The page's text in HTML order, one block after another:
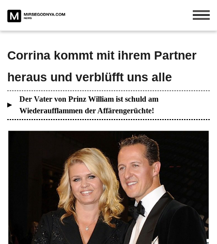
Corrina kommt mit ihrem Partner
heraus und verblüfft uns alle
Der Vater von Prinz William ist schuld am
Wiederaufflammen der Affärengerüchte!